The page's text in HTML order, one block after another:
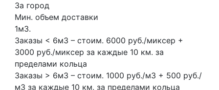
За город
Мин. объем доставки
1м3.
Заказы < 6м3 – стоим. 6000 руб./миксер +
3000 руб./миксер за каждые 10 км. за
пределами кольца
Заказы > 6м3 – стоим. 1000 руб./м3 + 500 руб./
м3 за каждые 10 км. за пределами кольца